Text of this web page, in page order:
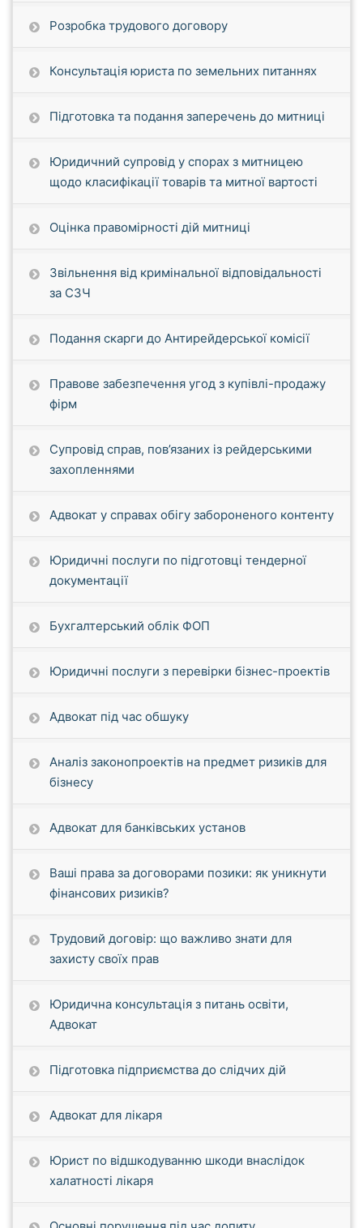
Розробка трудового договору
Консультація юриста по земельних питаннях
Підготовка та подання заперечень до митниці
Юридичний супровід у спорах з митницею
щодо класифікації товарів та митної вартості
Оцінка правомірності дій митниці
Звільнення від кримінальної відповідальності
за СЗЧ
Подання скарги до Антирейдерської комісії
Правове забезпечення угод з купівлі-продажу
фірм
Супровід справ, пов’язаних із рейдерськими
захопленнями
Адвокат у справах обігу забороненого контенту
Юридичні послуги по підготовці тендерної
документації
Бухгалтерський облік ФОП
Юридичні послуги з перевірки бізнес-проектів
Адвокат під час обшуку
Аналіз законопроектів на предмет ризиків для
бізнесу
Адвокат для банківських установ
Ваші права за договорами позики: як уникнути
фінансових ризиків?
Трудовий договір: що важливо знати для
захисту своїх прав
Юридична консультація з питань освіти,
Адвокат
Підготовка підприємства до слідчих дій
Адвокат для лікаря
Юрист по відшкодуванню шкоди внаслідок
халатності лікаря